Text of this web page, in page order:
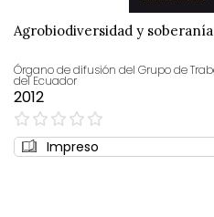
Agrobiodiversidad y
Órgano de difusión del Grupo de
del Ecuador
2012
0%
Impreso